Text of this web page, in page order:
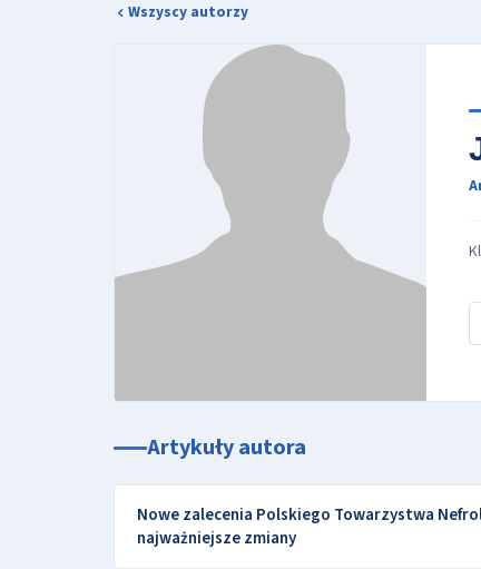
Wszyscy autorzy
Artykuły autora
Nowe zalecenia Polskiego Towarzystwa
najważniejsze zmiany